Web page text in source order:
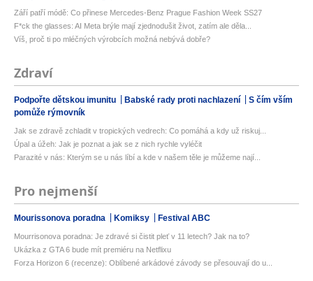
Září patří módě: Co přinese Mercedes-Benz Prague Fashion Week SS27
F*ck the glasses: AI Meta brýle mají zjednodušit život, zatím ale děla...
Víš, proč ti po mléčných výrobcích možná nebývá dobře?
Zdraví
Podpořte dětskou imunitu Babské rady proti nachlazení
S čím vším
pomůže rýmovník
Jak se zdravě zchladit v tropických vedrech: Co pomáhá a kdy už riskuj...
Úpal a úžeh: Jak je poznat a jak se z nich rychle vyléčit
Parazité v nás: Kterým se u nás líbí a kde v našem těle je můžeme nají...
Pro nejmenší
Mourissonova poradna Komiksy Festival ABC
Mourrisonova poradna: Je zdravé si čistit pleť v 11 letech? Jak na to?
Ukázka z GTA 6 bude mít premiéru na Netflixu
Forza Horizon 6 (recenze): Oblíbené arkádové závody se přesouvají do u...